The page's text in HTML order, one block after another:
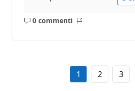
0 commenti
Nessun
1 2 3